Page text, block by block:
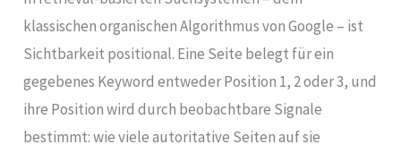
klassischen organischen Algorithmus von Google – ist
Sichtbarkeit positional. Eine Seite belegt für ein
gegebenes Keyword entweder Position 1, 2 oder 3, und
ihre Position wird durch beobachtbare Signale
bestimmt: wie viele autoritative Seiten auf sie